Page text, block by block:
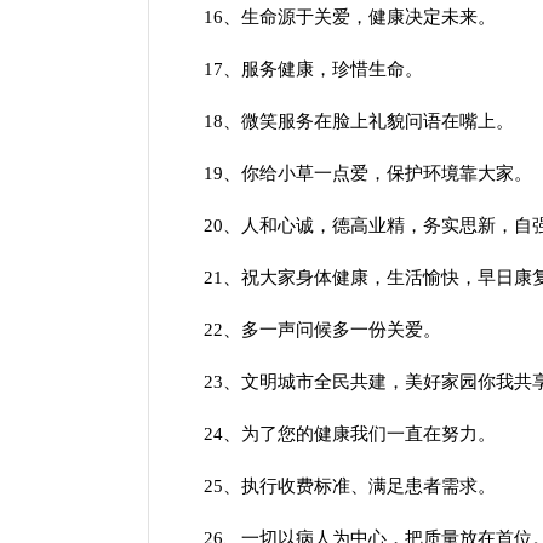
16、生命源于关爱，健康决定未来。
17、服务健康，珍惜生命。
18、微笑服务在脸上礼貌问语在嘴上。
19、你给小草一点爱，保护环境靠大家。
20、人和心诚，德高业精，务实思新，自强
21、祝大家身体健康，生活愉快，早日康复
22、多一声问候多一份关爱。
23、文明城市全民共建，美好家园你我共享
24、为了您的健康我们一直在努力。
25、执行收费标准、满足患者需求。
26、一切以病人为中心，把质量放在首位。